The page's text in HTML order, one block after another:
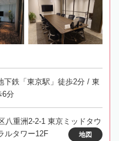
下鉄「東京駅」徒歩2分 / 東
6分
八重洲2-2-1 東京ミッドタウ
ルタワー12F
地図